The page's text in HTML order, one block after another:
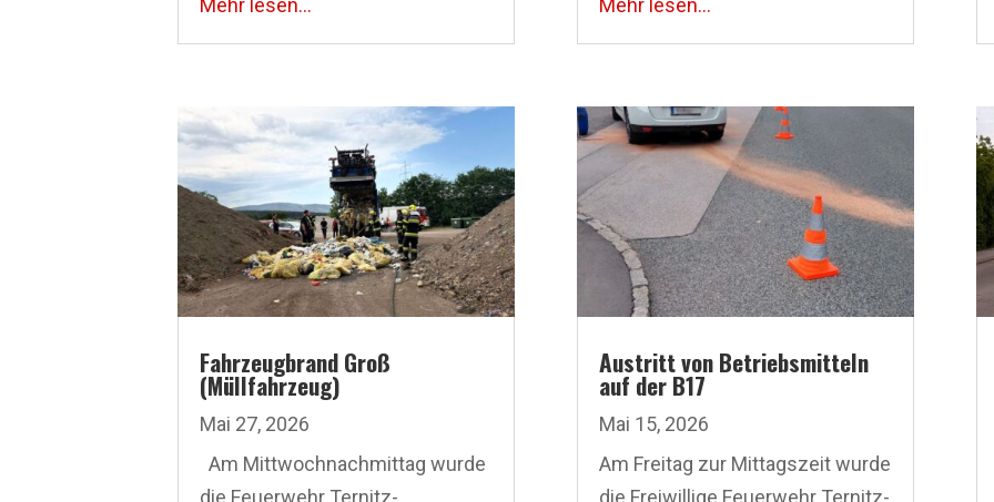
Mehr lesen...
Fahrzeugbrand Groß
(Müllfahrzeug)
Mai 27, 2026
Am Mittwoch­nachmittag wurde
die Feuerwehr Ternitz-
Mehr lesen...
Austritt von Betriebsmitteln
auf der B17
Mai 15, 2026
Am Freitag zur Mittagszeit wurde
die Freiwillige Feuerwehr Ternitz-